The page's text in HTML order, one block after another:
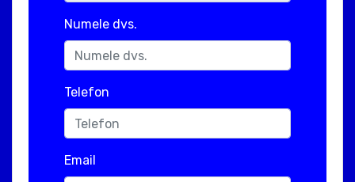
Numele dvs.
Telefon
Email